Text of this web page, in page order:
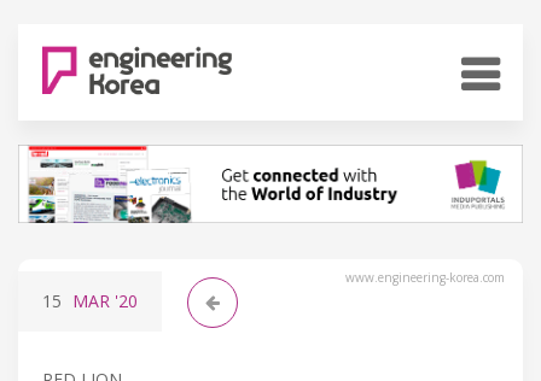
www.engineering-korea.com
15 MAR '20